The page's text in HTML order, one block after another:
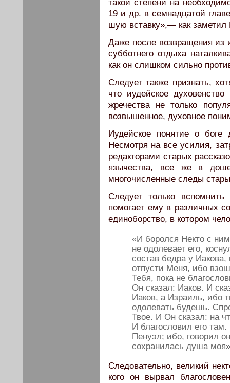
такой степени на
19 и др. в семнадцатой
шую вставку»,— как
Даже после возвращения из
субботнего отдыха
как он слишком сильно
Следует также признать,
что иудейское
жречества не только
возвышенное, духовное
Иудейское понятие о боге
Несмотря на все усилия,
редакторами старых
язычества, все же в
многочи­сленные следы
Следует только
помогает ему в различных
единоборство, в котором
«И боролся Некто с
не одолевает его,
состав бедра у
отпусти Меня, ибо
Тебя, пока не
Он сказал: Иаков. И
Иаков, а Израиль, ибо
одолевать будешь.
Твое. И Он сказал: на
И благословил его
Пенуэл; ибо, говорил
сохранилась душа
Следовательно, великий
кого он вырвал